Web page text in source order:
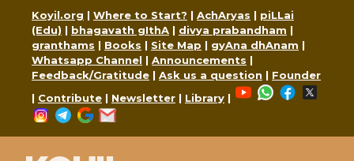
content
Koyil.org | Where to Start? | AchAryas | piLLai
(Edu) | bhagavath gIthA | divya prabandham |
granthams | Books | Site Map | gyAna dhAnam |
Whatsapp Channel | Announcements |
Feedback/Gratitude | Ask us a question | Founder
| Contribute | Newsletter | Library |
YouTubeWhatsApp
Facebook
Instagram
Telegram
Google